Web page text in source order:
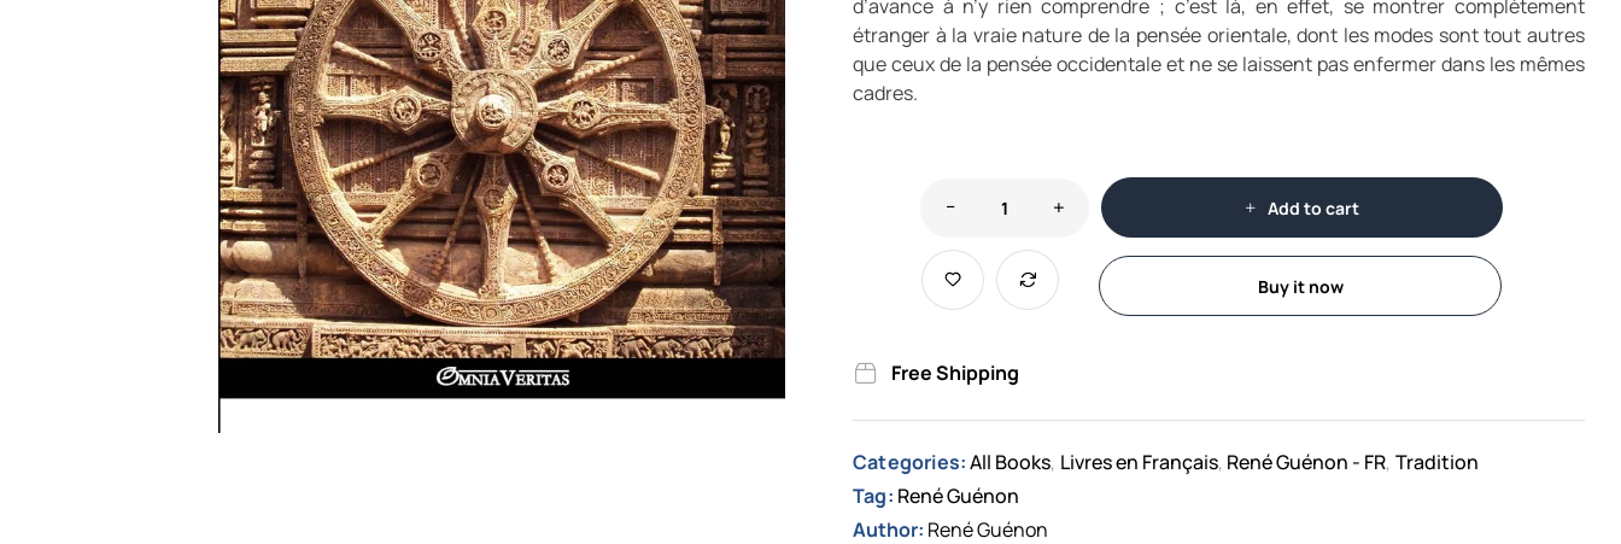
d’avance à n’y rien comprendre ; c’est là, en effet, se montrer complètement
étranger à la vraie nature de la pensée orientale, dont les modes sont tout autres
que ceux de la pensée occidentale et ne se laissent pas enfermer dans les mêmes
cadres.
Add to cart
Buy it now
Free Shipping
Categories: All Books, Livres en Français, René Guénon - FR, Tradition
Tag: René Guénon
Author: René Guénon